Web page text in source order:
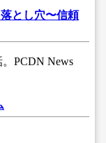
とし穴〜信頼
PCDN News